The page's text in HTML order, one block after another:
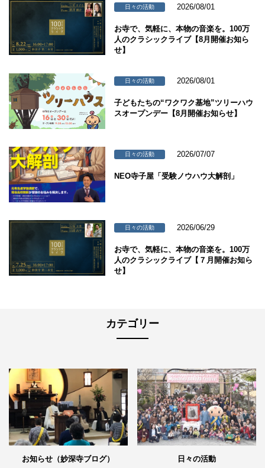
日々の活動 2026/08/01
お寺で、気軽に、本物の音楽を。100万
人のクラシックライブ【8月開催お知ら
せ】
日々の活動 2026/08/01
子どもたちの“ワクワク基地”ツリーハウ
スオープンデー【8月開催お知らせ】
日々の活動 2026/07/07
NEO寺子屋「受験ノウハウ大解剖」
日々の活動 2026/06/29
お寺で、気軽に、本物の音楽を。100万
人のクラシックライブ【７月開催お知ら
せ】
カテゴリー
お知らせ（妙深寺ブログ） 日々の活動